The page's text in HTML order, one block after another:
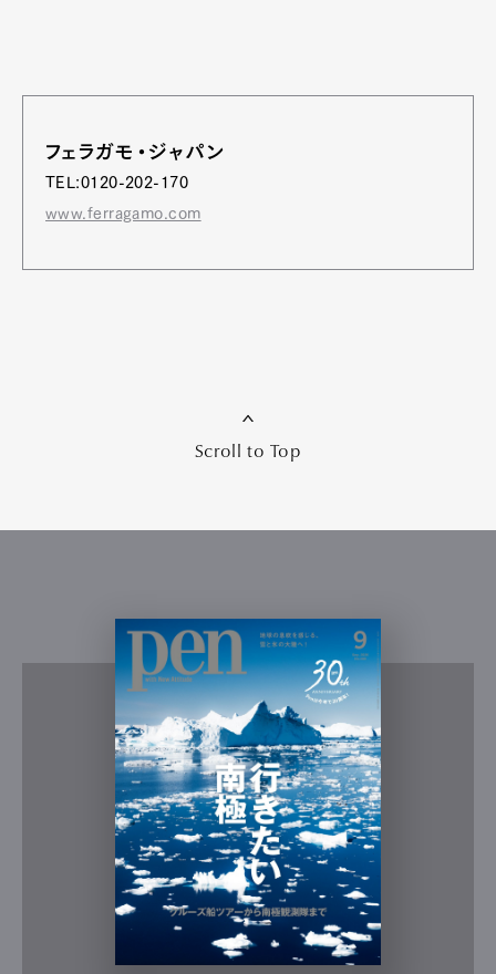
フェラガモ・ジャパン
TEL:0120-202-170
www.ferragamo.com
Scroll to Top